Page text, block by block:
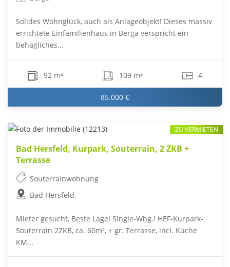
Solides Wohnglück, auch als Anlageobjekt! Dieses massiv
errichtete Einfamilienhaus in Berga verspricht ein
behagliches...
92 m² 109 m² 4
85.000 €
Bad Hersfeld, Kurpark, Souterrain, 2 ZKB +
Terrasse
Souterrainwohnung
Bad Hersfeld
Mieter gesucht, Beste Lage! Single-Whg.! HEF-Kurpark-
Souterrain 2ZKB, ca. 60m², + gr. Terrasse, incl. Küche
KM...
ZU VERMIETEN